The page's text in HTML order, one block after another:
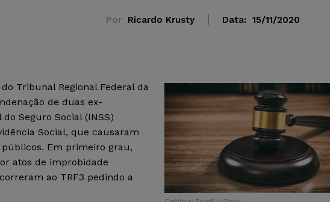
Por Ricardo Krusty Data: 15/11/2020
Tribunal Regional Federal da
de duas ex-
Seguro Social (INSS)
Social, que causaram
Em primeiro grau,
atos de improbidade
ao TRF3 pedindo a